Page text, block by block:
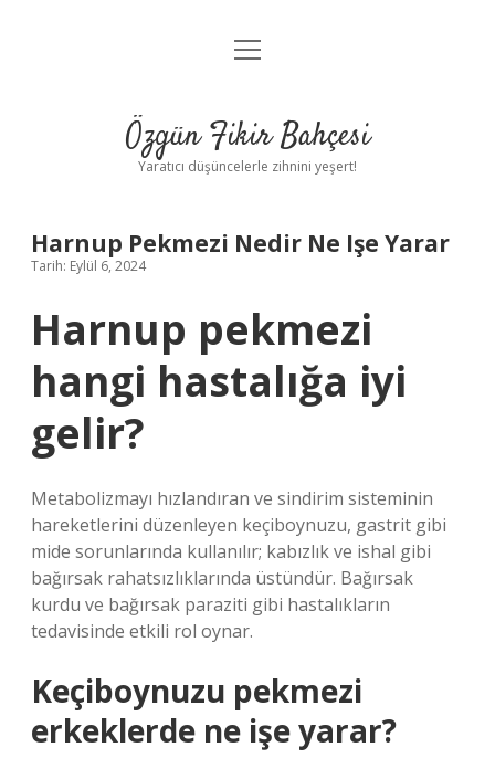
Anasayfa
Yasal Uyarı
menüyü
Özgün Fikir Bahçesi
Yaratıcı düşüncelerle zihnini yeşert!
Harnup Pekmezi Nedir Ne Işe Yarar
Tarih: Eylül 6, 2024
Harnup pekmezi
hangi hastalığa iyi
gelir?
Metabolizmayı hızlandıran ve sindirim sisteminin
hareketlerini düzenleyen keçiboynuzu, gastrit gibi
mide sorunlarında kullanılır; kabızlık ve ishal gibi
bağırsak rahatsızlıklarında üstündür. Bağırsak
kurdu ve bağırsak paraziti gibi hastalıkların
tedavisinde etkili rol oynar.
Keçiboynuzu pekmezi
erkeklerde ne işe yarar?